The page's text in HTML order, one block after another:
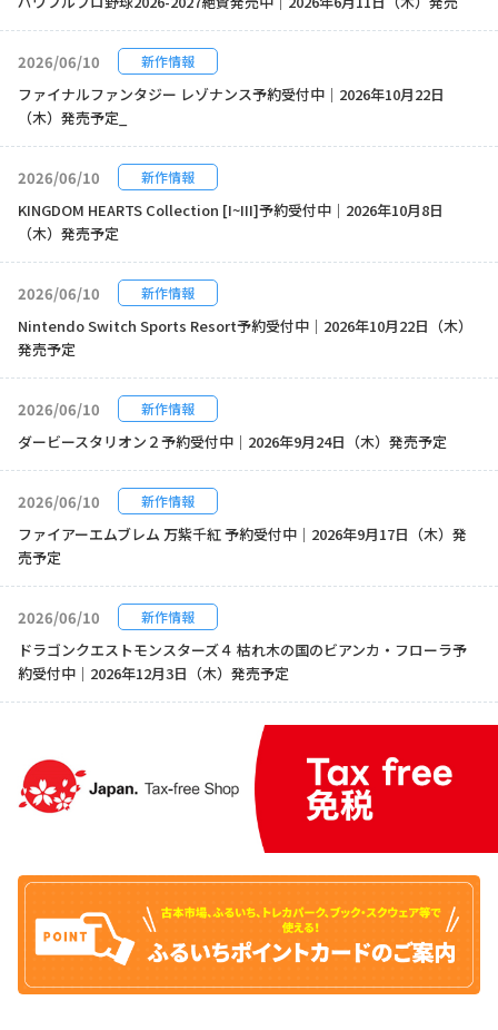
2026/06/10 新作情報
ファイナルファンタジー レゾナンス予約受付中｜2026年10月22日
（木）発売予定_
2026/06/10 新作情報
KINGDOM HEARTS Collection [I~III]予約受付中｜2026年10月8日
（木）発売予定
2026/06/10 新作情報
Nintendo Switch Sports Resort予約受付中｜2026年10月22日（木）
発売予定
2026/06/10 新作情報
ダービースタリオン２予約受付中｜2026年9月24日（木）発売予定
2026/06/10 新作情報
ファイアーエムブレム 万紫千紅 予約受付中｜2026年9月17日（木）発
売予定
2026/06/10 新作情報
ドラゴンクエストモンスターズ４ 枯れ木の国のビアンカ・フローラ予
約受付中｜2026年12月3日（木）発売予定